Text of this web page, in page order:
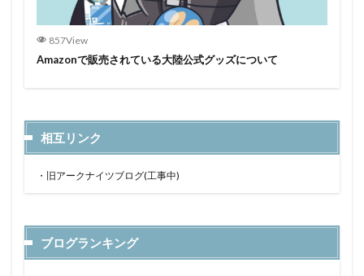
857View
Amazonで販売されている大陸公式グッズについて
相互リンク
・ 旧アークナイツブログ(工事中)
ブログランキング